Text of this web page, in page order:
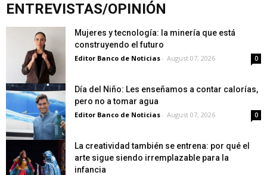
ENTREVISTAS/OPINIÓN
Mujeres y tecnología: la minería que está
construyendo el futuro
Editor Banco de Noticias - August 07, 2026 0
Día del Niño: Les enseñamos a contar calorías,
pero no a tomar agua
Editor Banco de Noticias - August 07, 2026 0
La creatividad también se entrena: por qué el
arte sigue siendo irremplazable para la
infancia